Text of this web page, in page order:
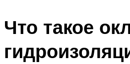
Что такое